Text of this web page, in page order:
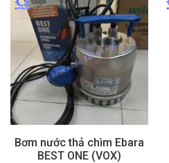
Bơm nước thả chìm Ebara
BEST ONE (VOX)